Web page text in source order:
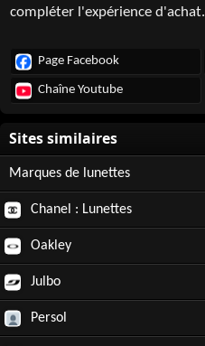
compléter l'expérience d'achat.
Page Facebook
Chaîne Youtube
Marques de lunettes
Chanel : Lunettes
Oakley
Julbo
Persol